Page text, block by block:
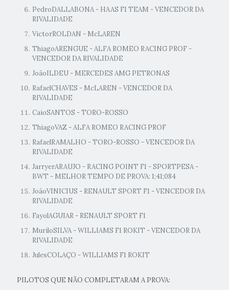
PedroDALLABONA - HAAS F1 TEAM - VENCEDOR DA
RIVALIDADE
VictorROLDAN - McLAREN
ThiagoARENGUE - ALFA ROMEO RACING PROF -
VENCEDOR DA RIVALIDADE
JoãoILDEU - MERCEDES AMG PETRONAS
RafaelCHAVES - McLAREN - VENCEDOR DA
RIVALIDADE
CaioSANTOS - TORO-ROSSO
ThiagoVAZ - ALFA ROMEO RACING PROF
RafaelRAMALHO - TORO-ROSSO - VENCEDOR DA
RIVALIDADE
JarryerARAUJO - RACING POINT F1 - SPORTPESA -
BWT - MELHOR TEMPO DE PROVA: 1;41;084
JoãoVINICIUS - RENAULT SPORT F1 - VENCEDOR DA
RIVALIDADE
FayolAGUIAR - RENAULT SPORT F1
MuriloSILVA - WILLIAMS F1 ROKIT - VENCEDOR DA
RIVALIDADE
JulesCOLAÇO - WILLIAMS F1 ROKIT
PILOTOS QUE NÃO COMPLETARAM A PROVA: